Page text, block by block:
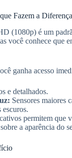
Fazem a Diferença
(1080p) é um
você conhece que
ganha acesso
e detalhados.
Sensores maiores
escuros.
permitem que
a aparência do